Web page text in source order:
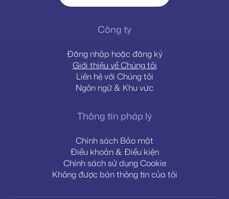
Công ty
Đăng nhập hoặc đăng ký
Giới thiệu về Chúng tôi
Liên hệ với Chúng tôi
Ngôn ngữ & Khu vực
Thông tin pháp lý
Chính sách Bảo mật
Điều khoản & Điều kiện
Chính sách sử dụng Cookie
Không được bán thông tin của tôi